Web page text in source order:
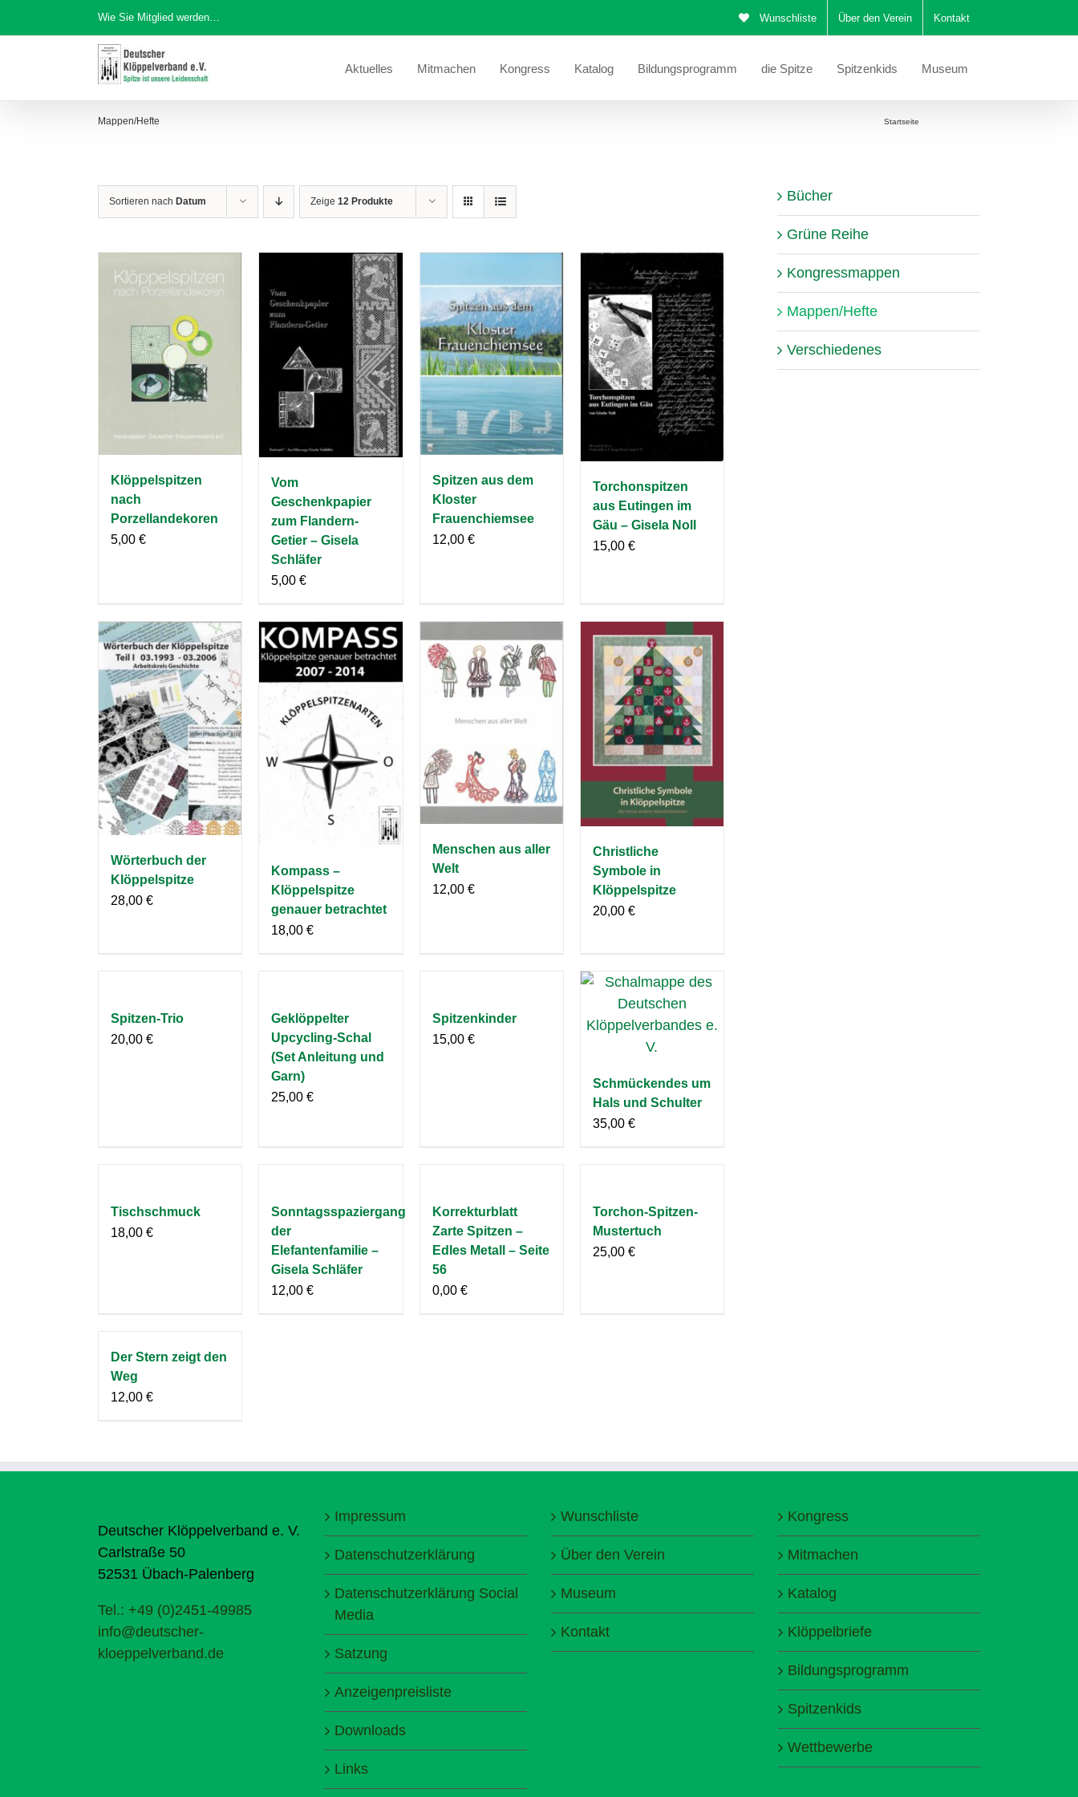
Inhalt
Wie Sie Mitglied werden… Wunschliste Über den Verein Kontakt
Aktuelles Mitmachen Kongress Katalog Bildungsprogramm die Spitze Spitzenkids Museum
Mappen/Hefte Startseite
Sortieren nach Datum Zeige 12 Produkte
Klöppelspitzen
nach
Porzellandekoren
5,00 €
Vom
Geschenkpapier
zum Flandern-
Getier – Gisela
Schläfer
5,00€
Spitzen aus dem
Kloster
Frauenchiemsee
12,00 €
Torchonspitzen
aus Eutingen im
Gäu – Gisela Noll
15,00 €
Wörterbuch der
Klöppelspitze
28,00 €
Kompass –
Klöppelspitze
genauer betrachtet
18,00€
Menschen aus aller
Welt
12,00 €
Christliche
Symbole in
Klöppelspitze
20,00 €
Spitzen-Trio
20,00 €
Geklöppelter
Upcycling-Schal
(Set Anleitung und
Garn)
25,00€
Spitzenkinder
15,00 €
Schmückendes um
Hals und Schulter
35,00 €
Tischschmuck
18,00 €
Sonntagsspaziergang
der
Elefantenfamilie –
Gisela Schläfer
12,00€
Korrekturblatt
Zarte Spitzen –
Edles Metall – Seite
56
0,00 €
Torchon-Spitzen-
Mustertuch
25,00 €
Der Stern zeigt den
Weg
12,00 €
Bücher
Grüne Reihe
Kongressmappen
Mappen/Hefte
Verschiedenes
Deutscher Klöppelverband e. V.
Carlstraße 50
52531 Übach-Palenberg
Tel.: +49 (0)2451-49985
info@deutscher-
kloeppelverband.de
Impressum
Datenschutzerklärung
Datenschutzerklärung Social
Media
Satzung
Anzeigenpreisliste
Downloads
Links
Wunschliste
Über den Verein
Museum
Kontakt
Kongress
Mitmachen
Katalog
Klöppelbriefe
Bildungsprogramm
Spitzenkids
Wettbewerbe